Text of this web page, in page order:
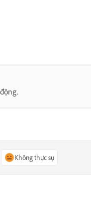
Không thực sự